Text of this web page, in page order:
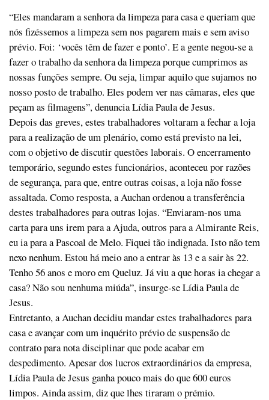
“Eles mandaram a senhora da limpeza para casa e queriam que
nós fizéssemos a limpeza sem nos pagarem mais e sem aviso
prévio. Foi: ‘vocês têm de fazer e ponto’. E a gente negou-se a
fazer o trabalho da senhora da limpeza porque cumprimos as
nossas funções sempre. Ou seja, limpar aquilo que sujamos no
nosso posto de trabalho. Eles podem ver nas câmaras, eles que
peçam as filmagens”, denuncia Lídia Paula de Jesus.
Depois das greves, estes trabalhadores voltaram a fechar a loja
para a realização de um plenário, como está previsto na lei,
com o objetivo de discutir questões laborais. O encerramento
temporário, segundo estes funcionários, aconteceu por razões
de segurança, para que, entre outras coisas, a loja não fosse
assaltada. Como resposta, a Auchan ordenou a transferência
destes trabalhadores para outras lojas. “Enviaram-nos uma
carta para uns irem para a Ajuda, outros para a Almirante Reis,
eu ia para a Pascoal de Melo. Fiquei tão indignada. Isto não tem
nexo nenhum. Estou há meio ano a entrar às 13 e a sair às 22.
Tenho 56 anos e moro em Queluz. Já viu a que horas ia chegar a
casa? Não sou nenhuma miúda”, insurge-se Lídia Paula de
Jesus.
Entretanto, a Auchan decidiu mandar estes trabalhadores para
casa e avançar com um inquérito prévio de suspensão de
contrato para nota disciplinar que pode acabar em
despedimento. Apesar dos lucros extraordinários da empresa,
Lídia Paula de Jesus ganha pouco mais do que 600 euros
limpos. Ainda assim, diz que lhes tiraram o prémio.